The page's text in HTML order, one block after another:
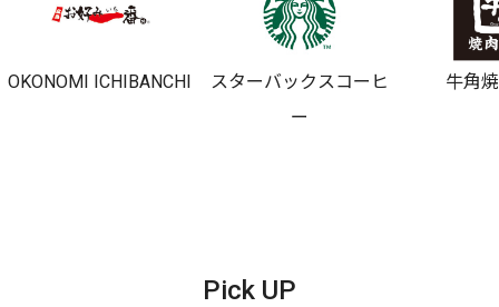
OKONOMI ICHIBANCHI
スターバックスコーヒ
ー
牛角
Pick UP